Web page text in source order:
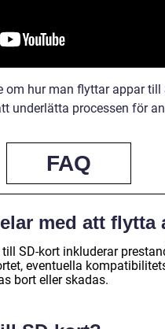
hur man flyttar appar till
underlätta processen för
FAQ
med att flytta
SD-kort inkluderar
eventuella
bort eller skadas.